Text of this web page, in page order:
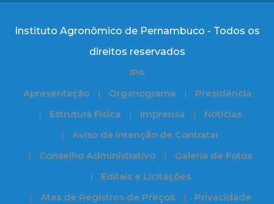
Instituto Agronômico de Pernambuco - Todos os
direitos reservados
IPA
Apresentação
Organograma
Presidência
Estrutura Física
Imprensa
Notícias
Aviso de Intenção de Contratar
Conselho Administrativo
Galeria de Fotos
Editais e Licitações
Atas de Registros de Preços
Privacidade